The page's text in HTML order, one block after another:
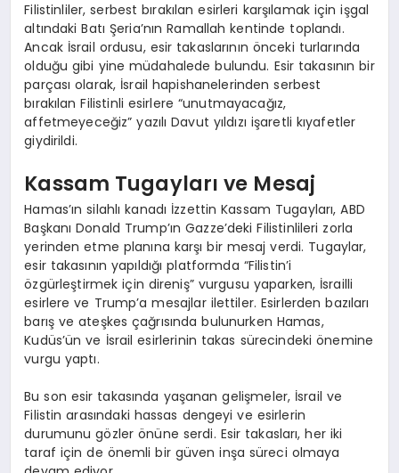
Filistinliler, serbest bırakılan esirleri karşılamak için işgal
altındaki Batı Şeria’nın Ramallah kentinde toplandı.
Ancak İsrail ordusu, esir takaslarının önceki turlarında
olduğu gibi yine müdahalede bulundu. Esir takasının bir
parçası olarak, İsrail hapishanelerinden serbest
bırakılan Filistinli esirlere “unutmayacağız,
affetmeyeceğiz” yazılı Davut yıldızı işaretli kıyafetler
giydirildi.
Kassam Tugayları ve Mesaj
Hamas’ın silahlı kanadı İzzettin Kassam Tugayları, ABD
Başkanı Donald Trump’ın Gazze’deki Filistinlileri zorla
yerinden etme planına karşı bir mesaj verdi. Tugaylar,
esir takasının yapıldığı platformda “Filistin’i
özgürleştirmek için direniş” vurgusu yaparken, İsrailli
esirlere ve Trump’a mesajlar ilettiler. Esirlerden bazıları
barış ve ateşkes çağrısında bulunurken Hamas,
Kudüs’ün ve İsrail esirlerinin takas sürecindeki önemine
vurgu yaptı.
Bu son esir takasında yaşanan gelişmeler, İsrail ve
Filistin arasındaki hassas dengeyi ve esirlerin
durumunu gözler önüne serdi. Esir takasları, her iki
taraf için de önemli bir güven inşa süreci olmaya